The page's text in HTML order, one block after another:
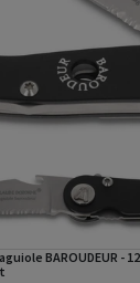
BAROUDEUR -